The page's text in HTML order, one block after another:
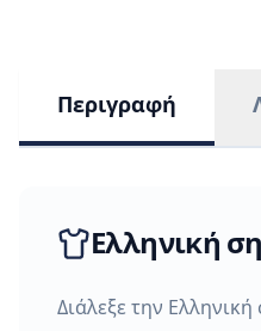
Περιγραφή
Ελληνική
Διάλεξε την